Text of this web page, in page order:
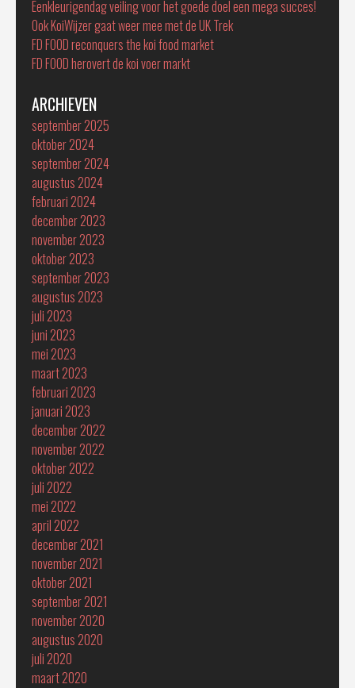
Eenkleurigendag veiling voor het goede doel een mega succes!
Ook KoiWijzer gaat weer mee met de UK Trek
FD FOOD reconquers the koi food market
FD FOOD herovert de koi voer markt
ARCHIEVEN
september 2025
oktober 2024
september 2024
augustus 2024
februari 2024
december 2023
november 2023
oktober 2023
september 2023
augustus 2023
juli 2023
juni 2023
mei 2023
maart 2023
februari 2023
januari 2023
december 2022
november 2022
oktober 2022
juli 2022
mei 2022
april 2022
december 2021
november 2021
oktober 2021
september 2021
november 2020
augustus 2020
juli 2020
maart 2020